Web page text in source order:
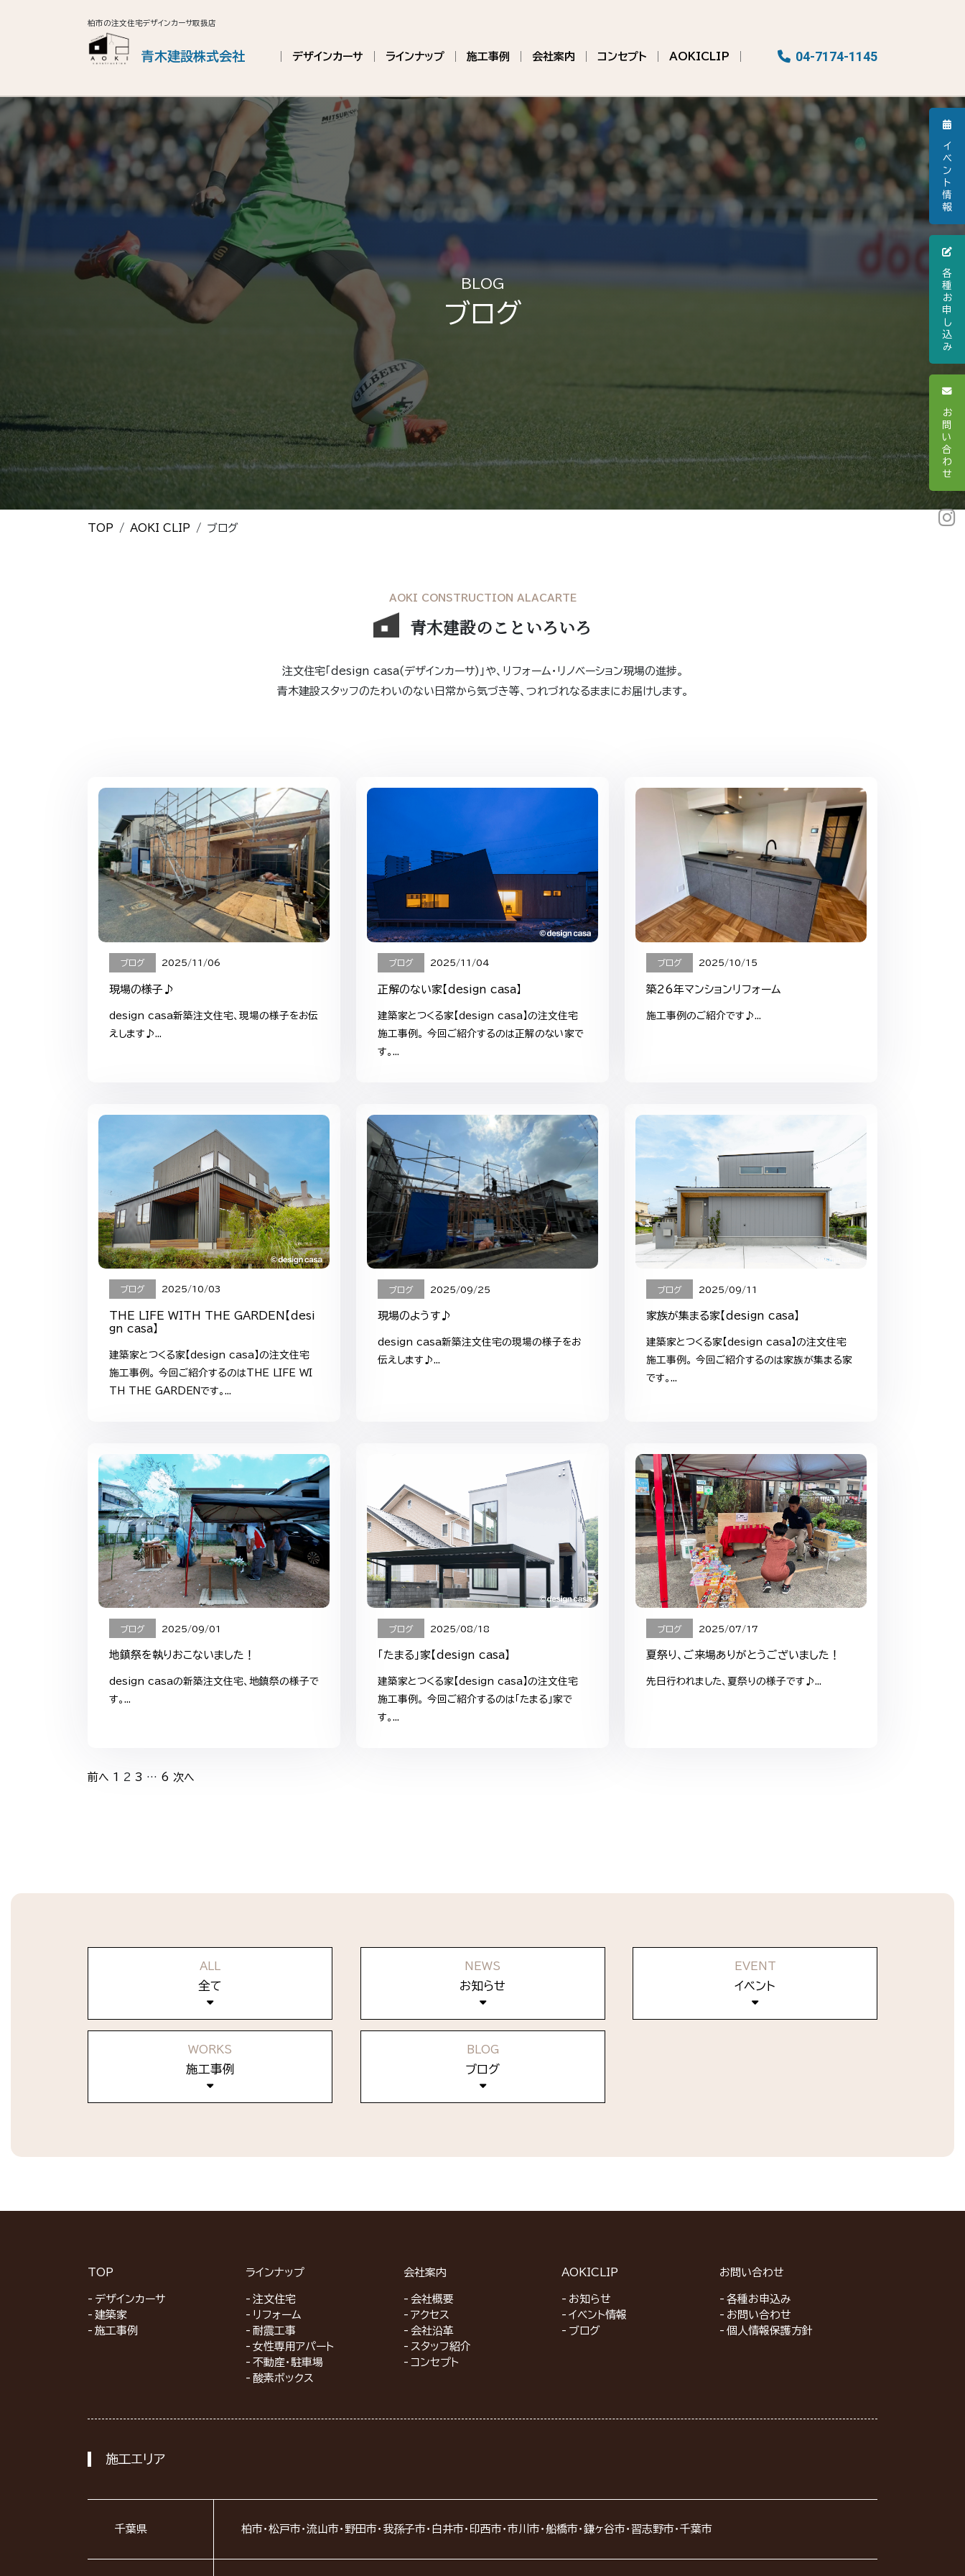
柏市の注文住宅デザインカーサ取扱店
青木建設株式会社 デザインカーサ ラインナップ 施工事例 会社案内 コンセプト AOKICLIP 04-7174-1145
BLOG
ブログ
TOP AOKI CLIP ブログ
AOKI CONSTRUCTION ALACARTE
青木建設のこといろいろ
注文住宅「design casa(デザインカーサ)」や、リフォーム・リノベーション現場の進捗。
青木建設スタッフのたわいのない日常から気づき等、つれづれなるままにお届けします。
ブログ 2025/11/06
現場の様子♪
design casa新築注文住宅、現場の様子をお伝
えします♪...
ブログ 2025/11/04
正解のない家【design casa】
建築家とつくる家【design casa】の注文住宅
施工事例。 今回ご紹介するのは正解のない家で
す。...
ブログ 2025/10/15
築26年マンションリフォーム
施工事例のご紹介です♪...
ブログ 2025/10/03
THE LIFE WITH THE GARDEN【desi
gn casa】
建築家とつくる家【design casa】の注文住宅
施工事例。 今回ご紹介するのはTHE LIFE WI
TH THE GARDENです。...
ブログ 2025/09/25
現場のようす♪
design casa新築注文住宅の現場の様子をお
伝えします♪...
ブログ 2025/09/11
家族が集まる家【design casa】
建築家とつくる家【design casa】の注文住宅
施工事例。 今回ご紹介するのは家族が集まる家
です。...
ブログ 2025/09/01
地鎮祭を執りおこないました！
design casaの新築注文住宅、地鎮祭の様子で
す。...
ブログ 2025/08/18
「たまる」家【design casa】
建築家とつくる家【design casa】の注文住宅
施工事例。 今回ご紹介するのは「たまる」家で
す。...
ブログ 2025/07/17
夏祭り、ご来場ありがとうございました！
先日行われました、夏祭りの様子です♪...
投
前へ 1 2 3 … 6 次へ
ALL
全て
NEWS
お知らせ
EVENT
イベント
WORKS
施工事例
BLOG
ブログ
TOP
デザインカーサ
建築家
施工事例
ラインナップ
注文住宅
リフォーム
耐震工事
女性専用アパート
不動産・駐車場
酸素ボックス
会社案内
会社概要
アクセス
会社沿革
スタッフ紹介
コンセプト
AOKICLIP
お知らせ
イベント情報
ブログ
お問い合わせ
各種お申込み
お問い合わせ
個人情報保護方針
施工エリア
千葉県 柏市・松戸市・流山市・野田市・我孫子市・白井市・印西市・市川市・船橋市・鎌ヶ谷市・習志野市・千葉市
イ
ベ
ン
ト
情
報
各
種
お
申
し
込
み
お
問
い
合
わ
せ